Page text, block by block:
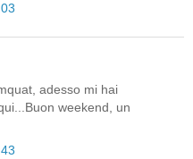
adesso mi hai
weekend, un